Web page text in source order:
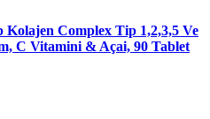
Complex Tip 1,2,3,5 Ve
C Vitamini & Açai, 90 Tablet